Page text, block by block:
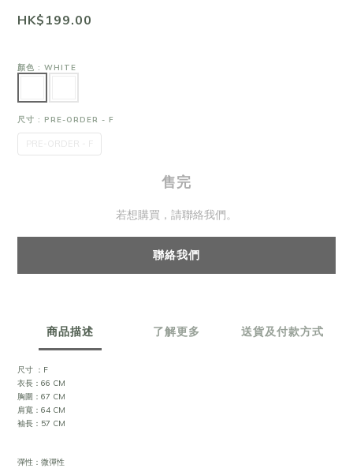
HK$199.00
顏色 : WHITE
尺寸 : PRE-ORDER - F
PRE-ORDER - F
售完
若想購買，請聯絡我們。
聯絡我們
商品描述 了解更多 送貨及付款方式
尺寸 ：F
衣長：66 CM
胸圍：67 CM
肩寬：64 CM
袖長：57 CM
彈性：微彈性